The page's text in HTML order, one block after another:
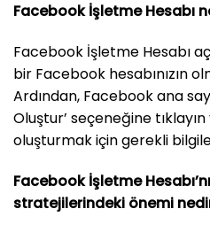
Facebook İşletme Hesabı
Facebook İşletme Hesabı
bir Facebook hesabınızın
Ardından, Facebook ana
Oluştur’ seçeneğine
oluşturmak için gerekli
Facebook İşletme
stratejilerindeki önemi